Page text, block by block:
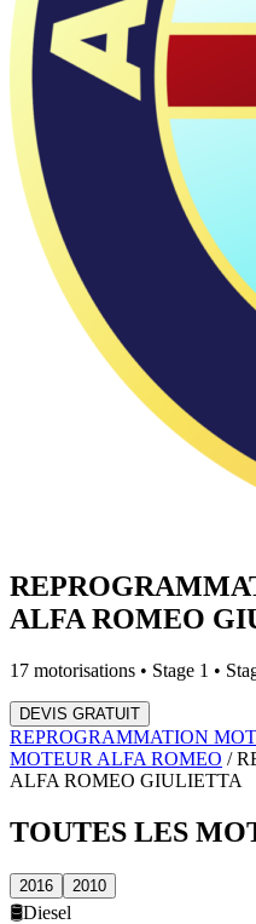
ALFA ROMEO
17 motorisations • Stage 1 •
DEVIS GRATUIT
REPROGRAMMATION
MOTEUR ALFA ROMEO /
ALFA ROMEO GIULIETTA
TOUTES LES
2016 2010
🛢️Diesel